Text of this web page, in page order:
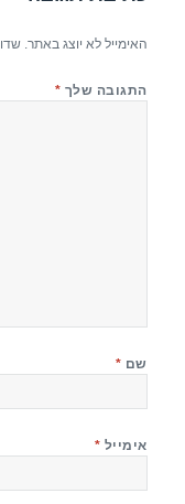
האימייל לא יוצג באתר.
התגובה שלך *
שם *
אימייל *